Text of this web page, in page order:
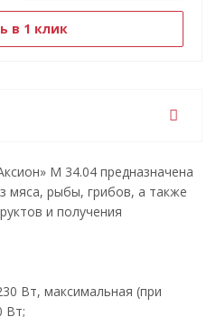
в 1 клик
М 34.04 предназначена
мяса, рыбы, грибов, а также
и получения
Вт, максимальная (при
Вт;